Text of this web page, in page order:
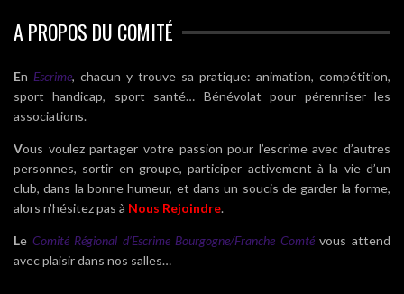
A PROPOS DU COMITÉ
En Escrime, chacun y trouve sa pratique: animation, compétition,
sport handicap, sport santé… Bénévolat pour pérenniser les
associations.
Vous voulez partager votre passion pour l’escrime avec d’autres
personnes, sortir en groupe, participer activement à la vie d’un
club, dans la bonne humeur, et dans un soucis de garder la forme,
alors n’hésitez pas à Nous Rejoindre.
Le Comité Régional d’Escrime Bourgogne/Franche Comtévous attend
avec plaisir dans nos salles…